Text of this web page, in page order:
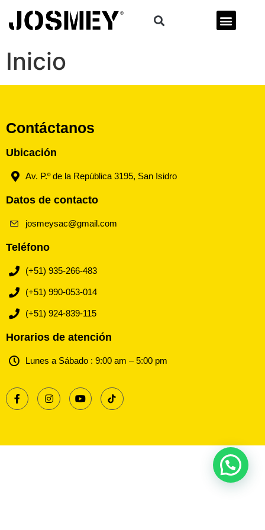
Inicio
Contáctanos
Ubicación
Av. P.º de la República 3195, San Isidro
Datos de contacto
josmeysac@gmail.com
Teléfono
(+51) 935-266-483
(+51) 990-053-014
(+51) 924-839-115
Horarios de atención
Lunes a Sábado : 9:00 am – 5:00 pm